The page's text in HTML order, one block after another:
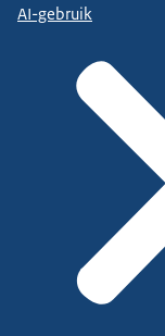
AI-gebruik